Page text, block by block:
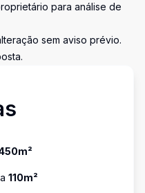
para análise de
sem aviso prévio.
m²
110m²